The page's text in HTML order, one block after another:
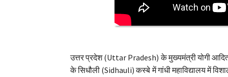
उत्तर प्रदेश (Uttar Pradesh) के मुख्यमंत्री योगी
के सिधौली (Sidhauli) कस्बे में गांधी महाविद्यालय में